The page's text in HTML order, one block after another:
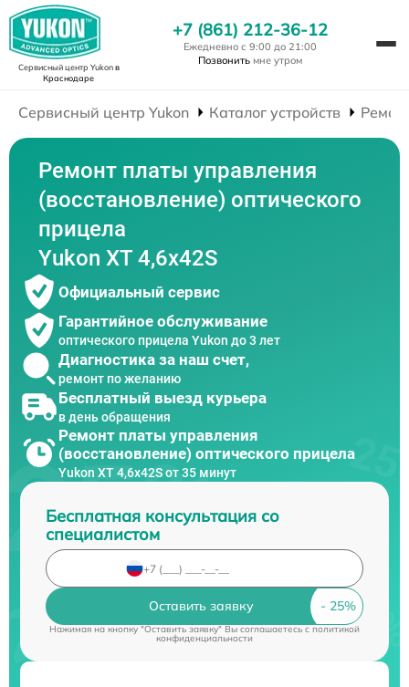
Сервисный центр Yukonв
Краснодаре
+7 (861) 212-36-12
Ежедневно с 9:00 до 21:00
Позвонить мне утром
Сервисный центр Yukon Каталог устройств
Ремонт платы управления
(восстановление) оптического
прицела
Yukon XT 4,6x42S
Официальный сервис
Гарантийное обслуживание
оптического прицела Yukon до 3 лет
Диагностика за наш счет,
ремонт по желанию
Бесплатный выезд курьера
в день обращения
Ремонт платы управления
(восстановление) оптического прицела
Yukon XT 4,6x42S от 35 минут
Бесплатная консультация со
специалистом
Оставить заявку
Нажимая на кнопку "Оставить заявку" Вы соглашаетесь cполитикой
конфиденциальности